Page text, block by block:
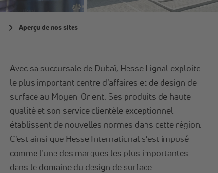
Aperçu de nos sites
Avec sa succursale de Dubaï, Hesse Lignal exploite
le plus important centre d'affaires et de design de
surface au Moyen-Orient. Ses produits de haute
qualité et son service clientèle exceptionnel
établissent de nouvelles normes dans cette région.
C'est ainsi que Hesse International s'est imposé
comme l'une des marques les plus importantes
dans le domaine du design de surface